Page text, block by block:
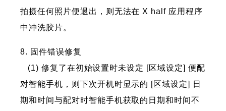
拍摄任何照片便退出，则无法在 X half 应用程序
中冲洗胶片。
8. 固件错误修复
(1) 修复了在初始设置时未设定 [区域设定] 便配
对智能手机，则下次开机时显示的 [区域设定] 日
期和时间与配对时智能手机获取的日期和时间不